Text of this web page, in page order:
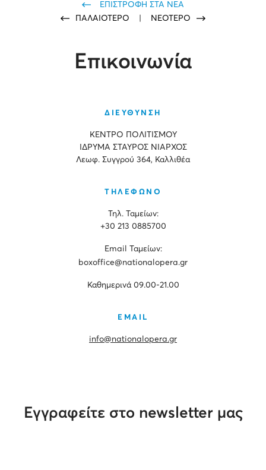
ΕΠΙΣΤΡΟΦΗ ΣΤΑ ΝΕΑ
ΠΑΛΑΙΟΤΕΡΟ
ΝΕΟΤΕΡΟ
Επικοινωνία
ΔΙΕΥΘΥΝΣΗ
ΚΕΝΤΡΟ ΠΟΛΙΤΙΣΜΟΥ
ΙΔΡΥΜΑ ΣΤΑΥΡΟΣ ΝΙΑΡΧΟΣ
Λεωφ. Συγγρού 364, Καλλιθέα
ΤΗΛΕΦΩΝΟ
Τηλ. Ταμείων:
+30 213 0885700
Εmail Ταμείων:
boxoffice@nationalopera.gr
Καθημερινά 09.00-21.00
EMAIL
info@nationalopera.gr
Εγγραφείτε στο newsletter μας